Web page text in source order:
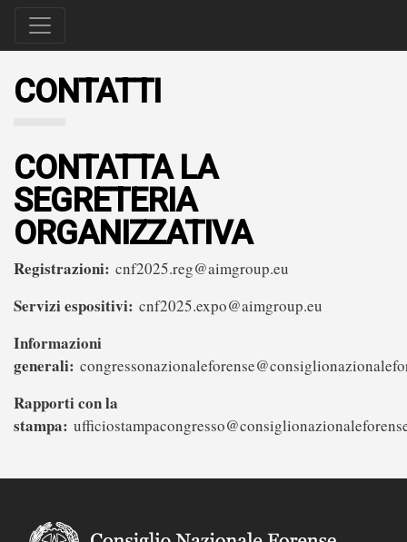
CONTATTI
CONTATTA LA
SEGRETERIA
ORGANIZZATIVA
Registrazioni: cnf2025.reg@aimgroup.eu
Servizi espositivi: cnf2025.expo@aimgroup.eu
Informazioni
generali:
Rapporti con la
stampa: